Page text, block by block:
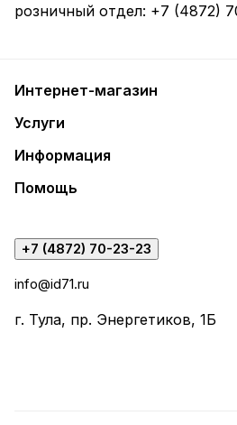
розничный отдел: +7 (4872)
Интернет-магазин
Услуги
Информация
Помощь
+7 (4872) 70-23-23
info@id71.ru
г. Тула, пр. Энергетиков, 1Б